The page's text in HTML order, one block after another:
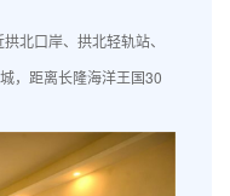
北口岸、拱北轻轨站、
，距离长隆海洋王国30